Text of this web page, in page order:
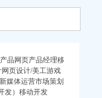
品网页产品经理移
页设计/美工游戏
媒体运营市场策划
发）移动开发